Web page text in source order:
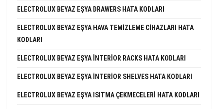
ELECTROLUX BEYAZ EŞYA DRAWERS HATA KODLARI
ELECTROLUX BEYAZ EŞYA HAVA TEMIZLEME CIHAZLARI HATA
KODLARI
ELECTROLUX BEYAZ EŞYA INTERIOR RACKS HATA KODLARI
ELECTROLUX BEYAZ EŞYA INTERIOR SHELVES HATA KODLARI
ELECTROLUX BEYAZ EŞYA ISITMA ÇEKMECELERI HATA KODLARI